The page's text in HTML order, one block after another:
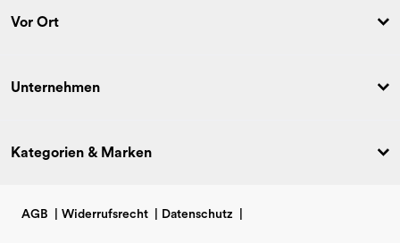
Vor Ort
Unternehmen
Kategorien & Marken
AGB Widerrufsrecht Datenschutz